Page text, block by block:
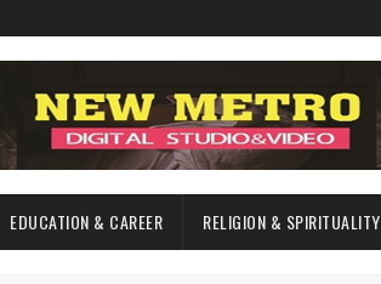
EDUCATION & CAREER RELIGION & SPIRITUALITY